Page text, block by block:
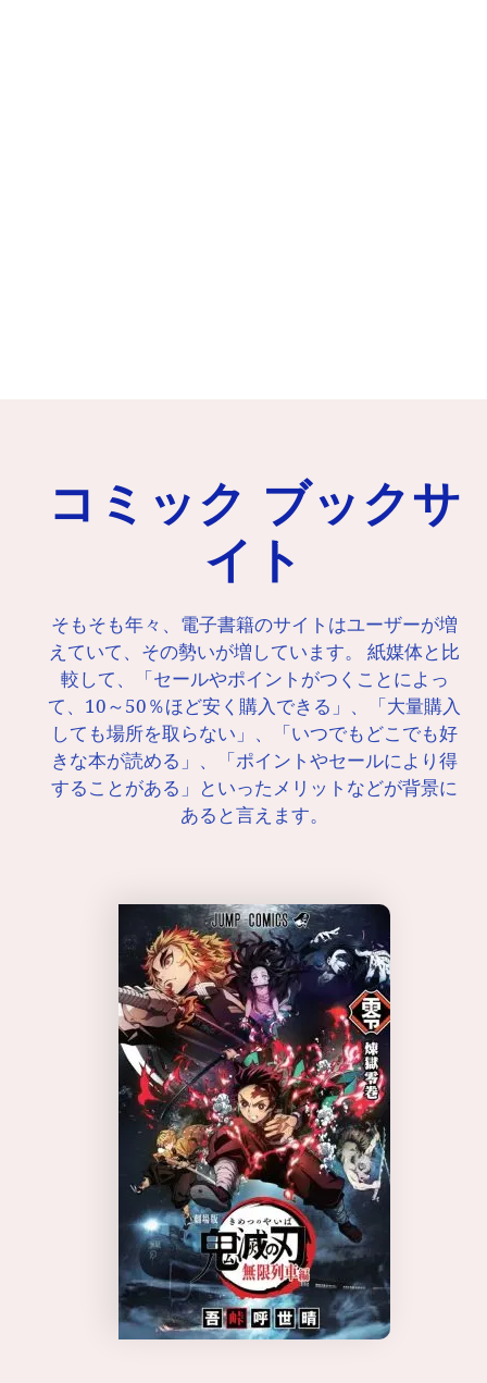
コミック ブックサ
イト
そもそも年々、電子書籍のサイトはユーザーが増
えていて、その勢いが増しています。 紙媒体と比
較して、「セールやポイントがつくことによっ
て、10～50％ほど安く購入できる」、「大量購入
しても場所を取らない」、「いつでもどこでも好
きな本が読める」、「ポイントやセールにより得
することがある」といったメリットなどが背景に
あると言えます。